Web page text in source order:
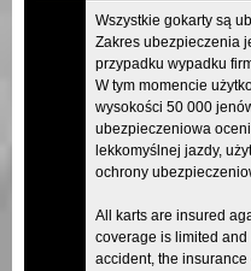
Wszystkie gokarty są
Zakres ubezpieczenia
przypadku wypadku
W tym momencie
wysokości 50 000
ubezpieczeniowa
lekkomyślnej jazdy,
ochrony
All karts are insured
coverage is limited
accident, the